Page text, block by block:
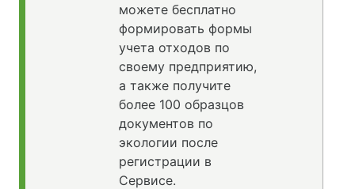
можете бесплатно
формировать формы
учета отходов по
своему предприятию,
а также получите
более 100 образцов
документов по
экологии после
регистрации в
Сервисе.